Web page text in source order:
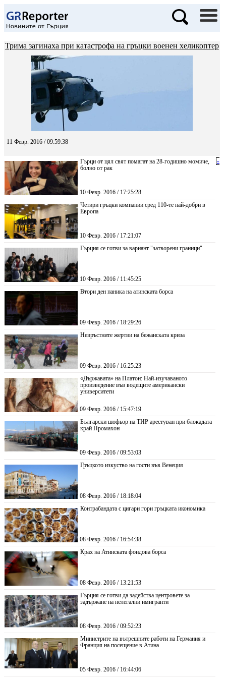
Трима загинаха при катастрофа на гръцки военен хеликоптер
11 Февр. 2016 / 09:59:38
Гърци от цял свят помагат на 28-годишно момиче,
болно от рак
10 Февр. 2016 / 17:25:28
Четири гръцки компании сред 110-те най-добри в
Европа
10 Февр. 2016 / 17:21:07
Гърция се готви за вариант "затворени граници"
10 Февр. 2016 / 11:45:25
Втори ден паника на атинската борса
09 Февр. 2016 / 18:29:26
Невръстните жертви на бежанската криза
09 Февр. 2016 / 16:25:23
«Държавата» на Платон: Най-изучаваното
произведение във водещите американски
университети
09 Февр. 2016 / 15:47:19
Български шофьор на ТИР арестуван при блокадата
край Промахон
09 Февр. 2016 / 09:53:03
Гръцкото изкуство на гости във Венеция
08 Февр. 2016 / 18:18:04
Контрабандата с цигари гори гръцката икономика
08 Февр. 2016 / 16:54:38
Крах на Атинската фондова борса
08 Февр. 2016 / 13:21:53
Гърция се готви да задейства центровете за
задържане на нелегални имигранти
08 Февр. 2016 / 09:52:23
Министрите на вътрешните работи на Германия и
Франция на посещение в Атина
05 Февр. 2016 / 16:44:06
«